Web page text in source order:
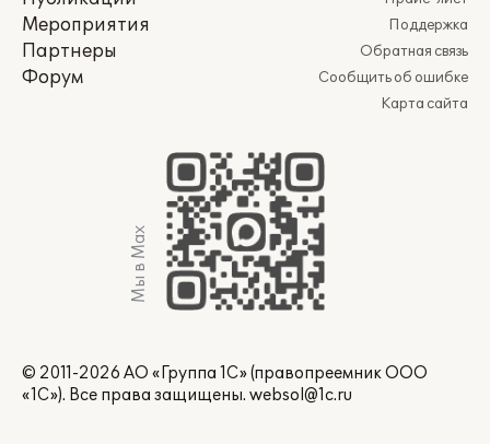
Мероприятия
Партнеры
Форум
Поддержка
Обратная связь
Сообщить об ошибке
Карта сайта
Мы в Max
© 2011-2026 АО «Группа 1С» (правопреемник ООО
«1С»). Все права защищены. websol@1c.ru